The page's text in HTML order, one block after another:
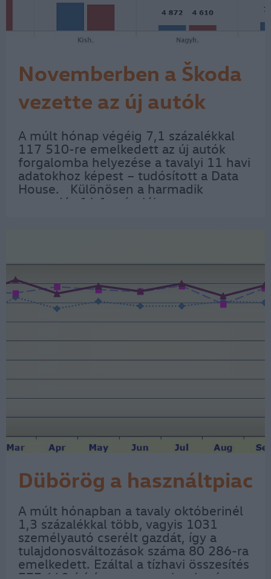
Novemberben a Škoda
vezette az új autók
piacát
A múlt hónap végéig 7,1 százalékkal
117 510-re emelkedett az új autók
forgalomba helyezése a tavalyi 11 havi
adatokhoz képest – tudósított a Data
House. Különösen a harmadik
negyedév 16,1 százalékos
Dübörög a használtpiac
A múlt hónapban a tavaly októberinél
1,3 százalékkal több, vagyis 1031
személyautó cserélt gazdát, így a
tulajdonosváltozások száma 80 286-ra
emelkedett. Ezáltal a tízhavi összesítés